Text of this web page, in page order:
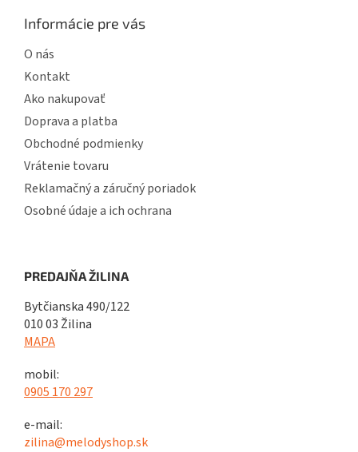
Informácie pre vás
O nás
Kontakt
Ako nakupovať
Doprava a platba
Obchodné podmienky
Vrátenie tovaru
Reklamačný a záručný poriadok
Osobné údaje a ich ochrana
PREDAJŇA ŽILINA
Bytčianska 490/122
010 03 Žilina
MAPA
mobil:
0905 170 297
e-mail:
zilina@melodyshop.sk